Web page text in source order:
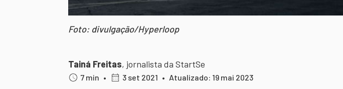
Foto: divulgação/Hyperloop
Tainá Freitas, jornalista da StartSe
7 min • 3 set 2021 • Atualizado: 19 mai 2023